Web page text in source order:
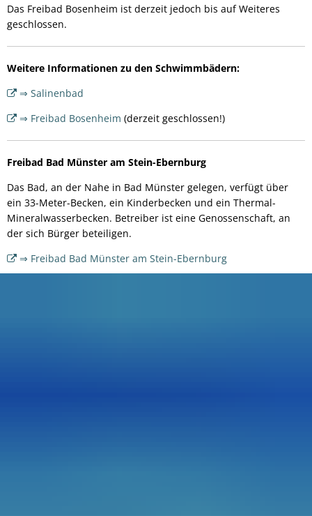
Das Freibad Bosenheim ist derzeit jedoch bis auf Weiteres
geschlossen.
Weitere Informationen zu den Schwimmbädern:
⇒ Salinenbad
⇒ Freibad Bosenheim (derzeit geschlossen!)
Freibad Bad Münster am Stein-Ebernburg
Das Bad, an der Nahe in Bad Münster gelegen, verfügt über
ein 33-Meter-Becken, ein Kinderbecken und ein Thermal-
Mineralwasserbecken. Betreiber ist eine Genossenschaft, an
der sich Bürger beteiligen.
⇒ Freibad Bad Münster am Stein-Ebernburg